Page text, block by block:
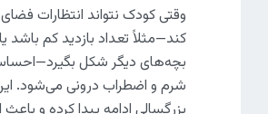
وقتی کودک نتواند انتظارات فضای
کند—مثلاً تعداد بازدید کم باشد
بچه‌های دیگر شکل
شرم و اضطراب درونی می‌شود.